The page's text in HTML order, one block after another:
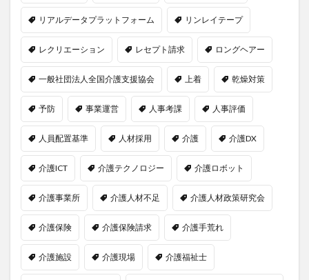
リアルデータプラットフォーム リンレイテープ
レクリエーション レセプト請求 ロングヘアー
一般社団法人全国介護支援協会 上着 乾燥対策
予防 事業運営 人事考課 人事評価
人員配置基準 人材採用 介護 介護DX
介護ICT 介護テクノロジー 介護ロボット
介護事業所 介護人材不足 介護人材政策研究会
介護保険 介護保険請求 介護手荒れ
介護施設 介護現場 介護福祉士